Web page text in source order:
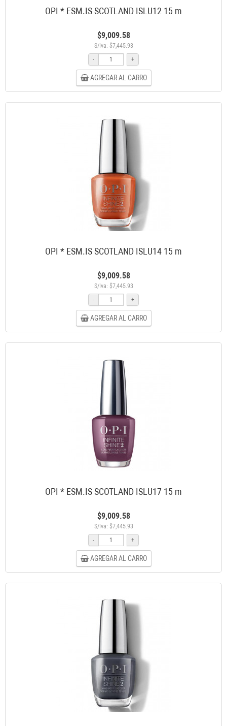
OPI * ESM.IS SCOTLAND ISLU12 15 m
$9,009.58
S/Iva: $7,445.93
-
+
AGREGAR AL CARRO
OPI * ESM.IS SCOTLAND ISLU14 15 m
$9,009.58
S/Iva: $7,445.93
-
+
AGREGAR AL CARRO
OPI * ESM.IS SCOTLAND ISLU17 15 m
$9,009.58
S/Iva: $7,445.93
-
+
AGREGAR AL CARRO